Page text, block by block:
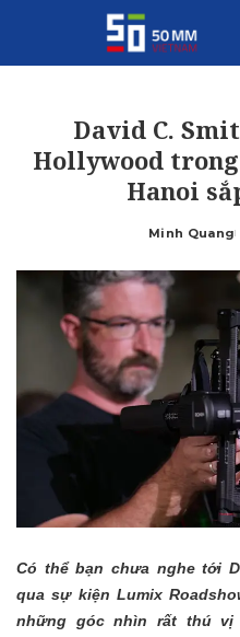
David C.
Hollywood
Hanoi
Posted
Minh Quang
Có thể bạn chưa nghe tới
qua sự kiện Lumix
những góc nhìn rất thú vị